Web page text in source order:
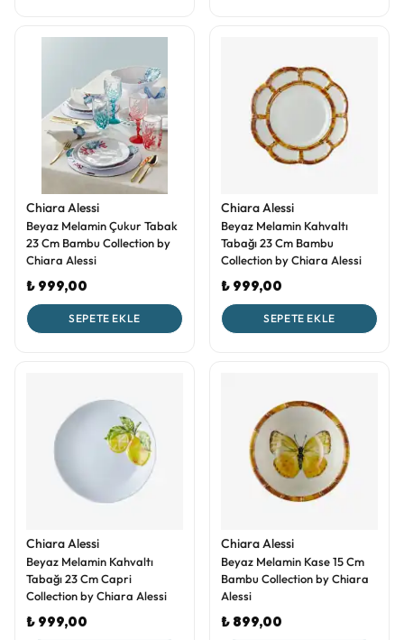
Chiara Alessi
Beyaz Melamin Çukur Tabak
23 Cm Bambu Collection by
Chiara Alessi
₺ 999,00
SEPETE EKLE
Chiara Alessi
Beyaz Melamin Kahvaltı
Tabağı 23 Cm Bambu
Collection by Chiara Alessi
₺ 999,00
SEPETE EKLE
Chiara Alessi
Beyaz Melamin Kahvaltı
Tabağı 23 Cm Capri
Collection by Chiara Alessi
₺ 999,00
Chiara Alessi
Beyaz Melamin Kase 15 Cm
Bambu Collection by Chiara
Alessi
₺ 899,00